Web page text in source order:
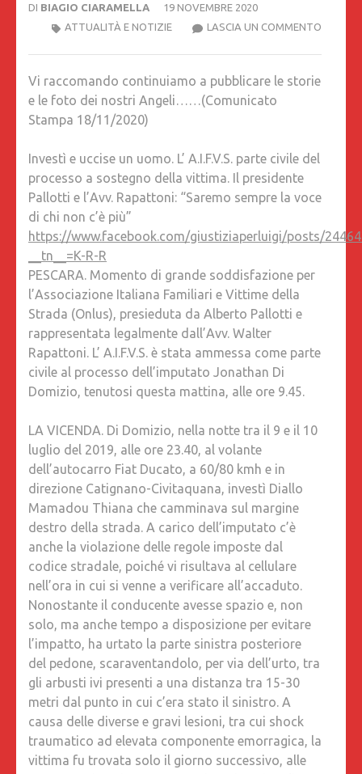
DI BIAGIO CIARAMELLA
19 NOVEMBRE 2020
LASCIA UN COMMENTO
DEL
A
ATTUALITÀ E NOTIZIE
Vi raccomando continuiamo a pubblicare le storie
e le foto dei nostri Angeli……(Comunicato
Stampa 18/11/2020)
Investì e uccise un uomo. L’ A.I.F.V.S. parte civile del
processo a sostegno della vittima. Il presidente
Pallotti e l’Avv. Rapattoni: “Saremo sempre la voce
di chi non c’è più”
https://www.facebook.com/giustiziaperluigi/posts/
__tn__=K-R-R
PESCARA. Momento di grande soddisfazione per
l’Associazione Italiana Familiari e Vittime della
Strada (Onlus), presieduta da Alberto Pallotti e
rappresentata legalmente dall’Avv. Walter
Rapattoni. L’ A.I.F.V.S. è stata ammessa come parte
civile al processo dell’imputato Jonathan Di
Domizio, tenutosi questa mattina, alle ore 9.45.
LA VICENDA. Di Domizio, nella notte tra il 9 e il 10
luglio del 2019, alle ore 23.40, al volante
dell’autocarro Fiat Ducato, a 60/80 kmh e in
direzione Catignano-Civitaquana, investì Diallo
Mamadou Thiana che camminava sul margine
destro della strada. A carico dell’imputato c’è
anche la violazione delle regole imposte dal
codice stradale, poiché vi risultava al cellulare
nell’ora in cui si venne a verificare all’accaduto.
Nonostante il conducente avesse spazio e, non
solo, ma anche tempo a disposizione per evitare
l’impatto, ha urtato la parte sinistra posteriore
del pedone, scaraventandolo, per via dell’urto, tra
gli arbusti ivi presenti a una distanza tra 15-30
metri dal punto in cui c’era stato il sinistro. A
causa delle diverse e gravi lesioni, tra cui shock
traumatico ad elevata componente emorragica, la
vittima fu trovata solo il giorno successivo, alle